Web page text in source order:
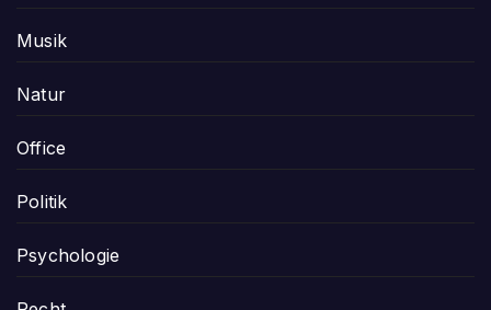
Musik
Natur
Office
Politik
Psychologie